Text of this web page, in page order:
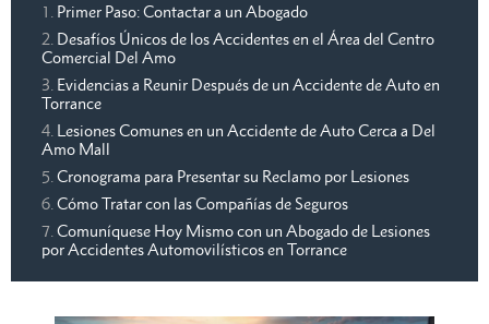
Primer Paso: Contactar a un Abogado
Desafíos Únicos de los Accidentes en el Área del Centro
Comercial Del Amo
Evidencias a Reunir Después de un Accidente de Auto en
Torrance
Lesiones Comunes en un Accidente de Auto Cerca a Del
Amo Mall
Cronograma para Presentar su Reclamo por Lesiones
Cómo Tratar con las Compañías de Seguros
Comuníquese Hoy Mismo con un Abogado de Lesiones
por Accidentes Automovilísticos en Torrance